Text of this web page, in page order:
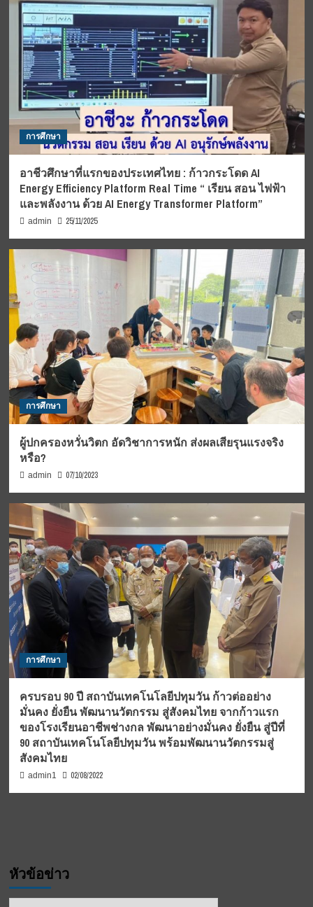
การศึกษา
อาชีวศึกษาที่แรกของประเทศไทย : ก้าวกระโดด AI
Energy Efficiency Platform Real Time “ เรียน สอน ไฟฟ้า
และพลังงาน ด้วย AI Energy Transformer Platform”
admin 25/11/2025
การศึกษา
ผู้ปกครองหวั่นวิตก อัดวิชาการหนัก ส่งผลเสียรุนแรงจริง
หรือ?
admin 07/10/2023
การศึกษา
ครบรอบ 90 ปี สถาบันเทคโนโลยีปทุมวัน ก้าวต่ออย่าง
มั่นคง ยั่งยืน พัฒนานวัตกรรม สู่สังคมไทย จากก้าวแรก
ของโรงเรียนอาชีพช่างกล พัฒนาอย่างมั่นคง ยั่งยืน สู่ปีที่
90 สถาบันเทคโนโลยีปทุมวัน พร้อมพัฒนานวัตกรรมสู่
สังคมไทย
admin1 02/08/2022
หัวข้อข่าว